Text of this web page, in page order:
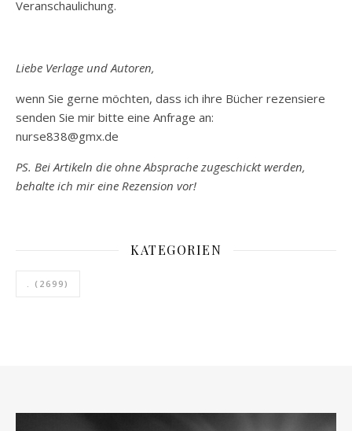
Veranschaulichung.
Liebe Verlage und Autoren,
wenn Sie gerne möchten, dass ich ihre Bücher rezensiere
senden Sie mir bitte eine Anfrage an:
nurse838@gmx.de
PS. Bei Artikeln die ohne Absprache zugeschickt werden,
behalte ich mir eine Rezension vor!
KATEGORIEN
. (2699)